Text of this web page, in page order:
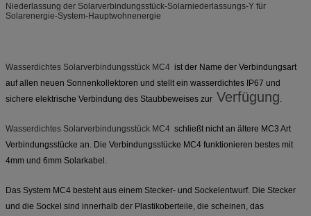
Niederlassung der Solarverbindungsstück-Solarniederlassungs-Y für
Solarenergie-System-Hauptwohnenergie
Wasserdichtes Solarverbindungsstück MC4 ist der Name der Verbindungsart
auf allen neuen Sonnenkollektoren und stellt ein wasserdichtes IP67 und
sichere elektrische Verbindung des Staubbeweises zur Verfügung.
Wasserdichtes Solarverbindungsstück MC4 schließt nicht an ältere MC3 Art
Verbindungsstücke an. Die Verbindungsstücke MC4 funktionieren bestes mit
4mm und 6mm Solarkabel.
Das System MC4 besteht aus einem Stecker- und Sockelentwurf. Die Stecker
und die Sockel sind innerhalb der Plastikoberteile, die scheinen, das